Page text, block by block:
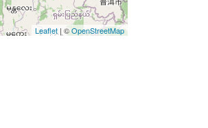
Leaflet | ©OpenStreetMap